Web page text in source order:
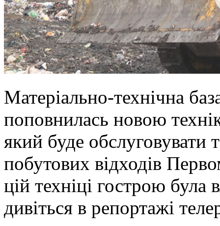
Матеріально-технічна
поповнилась новою
який буде обслуговувати
побутових відходів
цій техніці гострою була
дивіться в репортажі